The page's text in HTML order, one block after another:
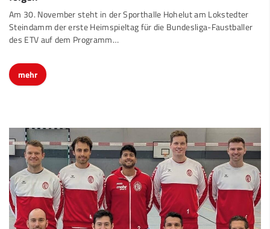
Am 30. November steht in der Sporthalle Hohelut am Lokstedter
Steindamm der erste Heimspieltag für die Bundesliga-Faustballer
des ETV auf dem Programm…
mehr